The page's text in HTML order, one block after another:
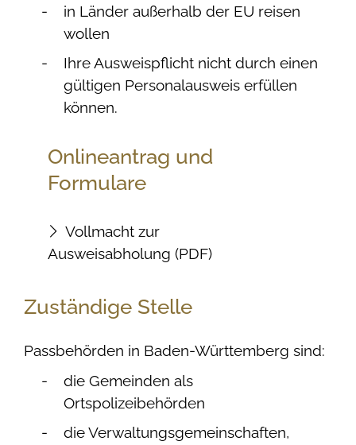
in Länder außerhalb der EU reisen
wollen
Ihre Ausweispflicht nicht durch einen
gültigen Personalausweis erfüllen
können.
Onlineantrag und
Formulare
Vollmacht zur
Ausweisabholung (PDF)
Zuständige Stelle
Passbehörden in Baden-Württemberg sind:
die Gemeinden als
Ortspolizeibehörden
die Verwaltungsgemeinschaften,